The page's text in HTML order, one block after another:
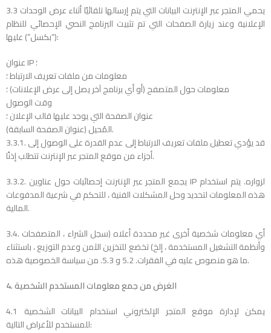
3.3 يحمي المتجر عبر الإنترنت البيانات التي يتم إرسالها تلقائيًا أثناء عرض الوحدات
الإعلانية وعند زيارة الصفحات التي تم تثبيت البرنامج النصي الإحصائي للنظام
(“بكسل”) عليها:
عنوان IP ؛
معلومات من ملفات تعريف الارتباط ؛
معلومات حول المتصفح (أو أي برنامج آخر يصل إلى عرض الإعلانات) ؛
وقت الوصول
عنوان الصفحة التي يوجد عليها قالب الإعلان ؛
المُحيل (عنوان الصفحة السابقة).
3.3.1. قد يؤدي تعطيل ملفات تعريف الارتباط إلى عدم القدرة على الوصول إلى
أجزاء من موقع المتجر عبر الإنترنت تتطلب إذنًا.
3.3.2. يجمع المتجر عبر الإنترنت إحصائيات حول عناوين IP لزواره. يتم استخدام
هذه المعلومات لتحديد وحل المشكلات الفنية ، للتحكم في شرعية المدفوعات
المالية.
3.4. أي معلومات شخصية أخرى غير محددة أعلاه (سجل الشراء ، المتصفحات
وأنظمة التشغيل المستخدمة ، إلخ) تخضع للتخزين الآمن وعدم التوزيع ، باستثناء
ما هو منصوص عليه في الفقرات. 5.2 و 5.3. من سياسة الخصوصية هذه.
4. الغرض من جمع معلومات المستخدم الشخصية
4.1 يمكن لإدارة موقع المتجر الإلكتروني استخدام البيانات الشخصية
للمستخدم للأغراض التالية: